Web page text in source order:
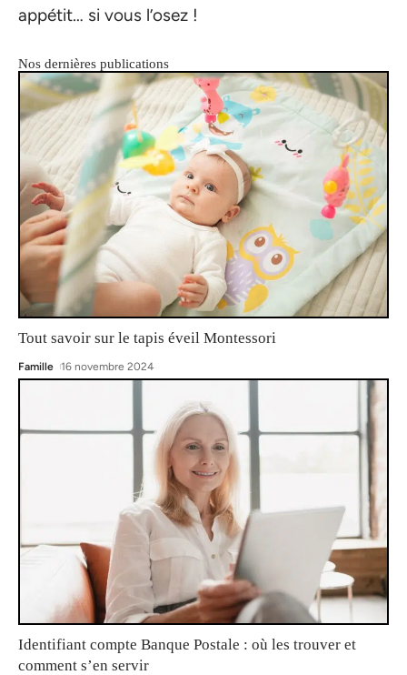
appétit… si vous l’osez !
Nos dernières publications
Tout savoir sur le tapis éveil Montessori
Famille 16 novembre 2024
Identifiant compte Banque Postale : où les trouver et
comment s’en servir